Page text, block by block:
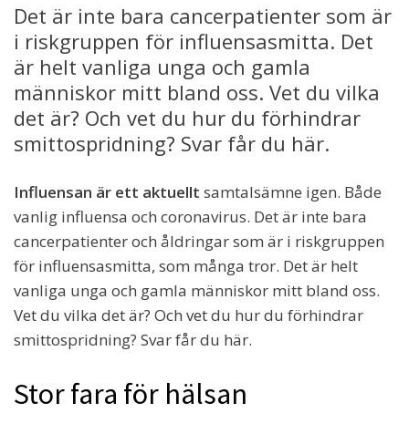
Det är inte bara cancerpatienter som är
i riskgruppen för influensasmitta. Det
är helt vanliga unga och gamla
människor mitt bland oss. Vet du vilka
det är? Och vet du hur du förhindrar
smittospridning? Svar får du här.
Influensan är ett aktuellt samtalsämne igen. Både
vanlig influensa och coronavirus. Det är inte bara
cancerpatienter och åldringar som är i riskgruppen
för influensasmitta, som många tror. Det är helt
vanliga unga och gamla människor mitt bland oss.
Vet du vilka det är? Och vet du hur du förhindrar
smittospridning? Svar får du här.
Stor fara för hälsan